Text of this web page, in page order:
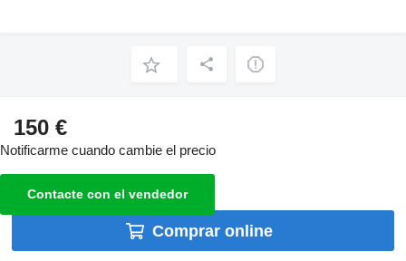
150 €
Notificarme cuando cambie el precio
Contacte con el vendedor
Comprar online